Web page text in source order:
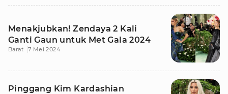
Menakjubkan! Zendaya 2 Kali
Ganti Gaun untuk Met Gala 2024
Barat 7 Mei 2024
Pinggang Kim Kardashian